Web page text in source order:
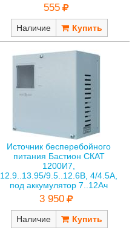
555
Наличие
Источник бесперебойного
питания Бастион СКАТ
1200И7,
12.9..13.95/9.5..12.6В, 4/4.5А,
под аккумулятор 7..12Ач
3 950
Наличие